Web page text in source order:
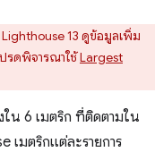
13 ดูข้อมูลเพิ่ม
รดพิจารณาใช้Largest
น 6 เมตริก ที่ติดตามใน
เมตริกแต่ละรายการ